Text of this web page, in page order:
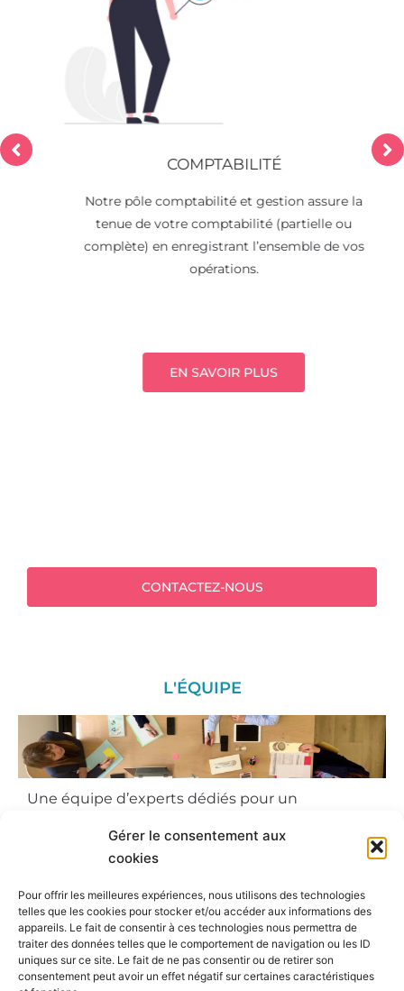
Gérer le consentement aux
cookies
Pour offrir les meilleures expériences, nous utilisons des technologies
telles que les cookies pour stocker et/ou accéder aux informations des
appareils. Le fait de consentir à ces technologies nous permettra de
traiter des données telles que le comportement de navigation ou les ID
uniques sur ce site. Le fait de ne pas consentir ou de retirer son
consentement peut avoir un effet négatif sur certaines caractéristiques
COMPTABILITÉ
Notre pôle comptabilité et gestion assure la
tenue de votre comptabilité (partielle ou
complète) en enregistrant l’ensemble de vos
opérations.
EN SAVOIR PLUS
CONTACTEZ-NOUS
L'ÉQUIPE
Une équipe d’experts dédiés pour un
L’équipe L & Experts est composée de
qui sauront vous accompagner en synergie sur
tous les sujets concernant votre entreprise et
durant toutes les étapes de la vie de votre
entreprise.